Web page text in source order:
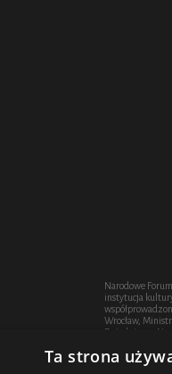
Narodowe
instytucja
Wrocław,
Dziedzictwa
Ta strona